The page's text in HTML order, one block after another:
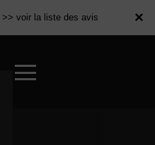
×
>> voir la liste des avis ×